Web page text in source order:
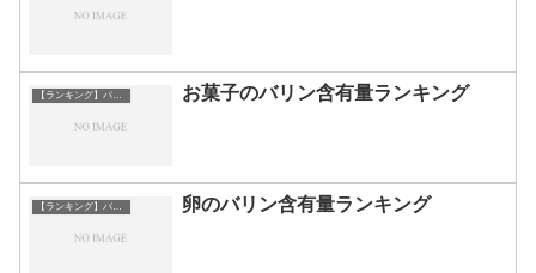
【ランキング】バリン お菓子のバリン含有量ランキング
【ランキング】バリン 卵のバリン含有量ランキング